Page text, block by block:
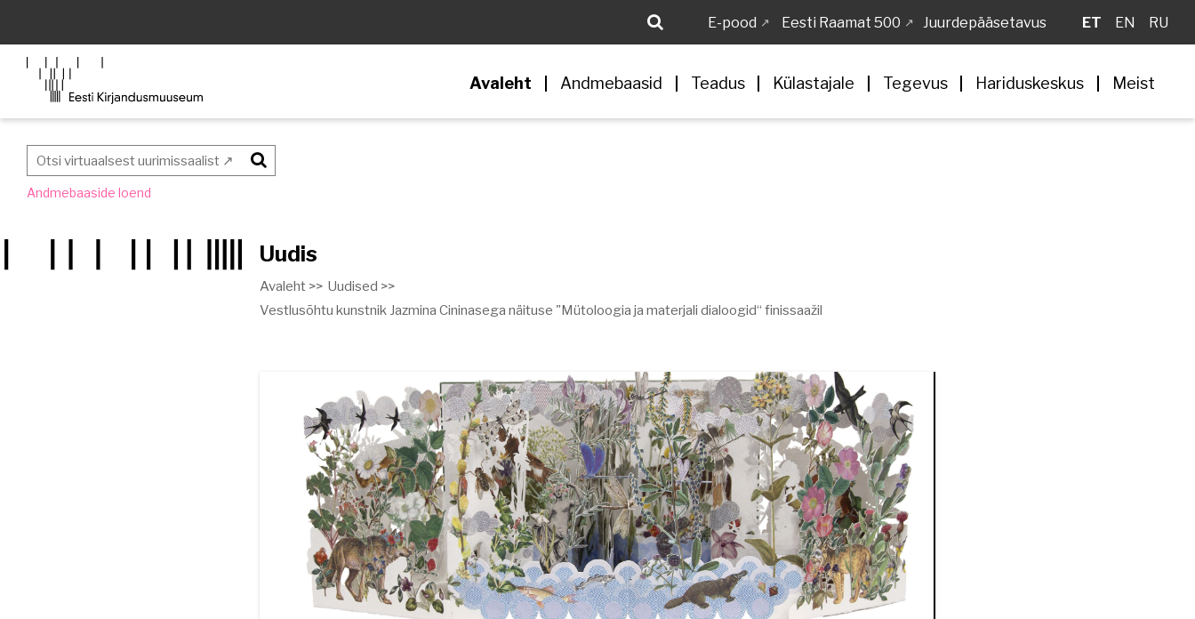
E-pood Eesti Raamat 500 Juurdepääsetavus ET EN RU
Avaleht Andmebaasid Teadus Külastajale Tegevus Hariduskeskus Meist
Otsi
Andmebaaside loend
Uudis
Avaleht >> Uudised >>
Vestlusõhtu kunstnik Jazmina Cininasega näituse "Mütoloogia ja materjali dialoogid“ finissaažil